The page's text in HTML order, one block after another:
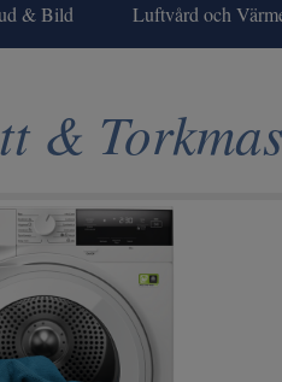
& Bild Luftvård och
&